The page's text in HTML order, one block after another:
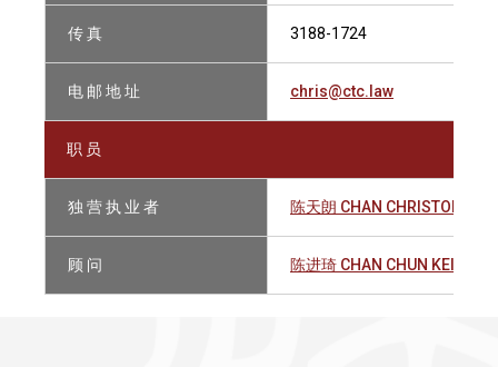
传 真 3188-1724
电 邮 地 址 chris@ctc.law
职 员
独 营 执 业 者 陈天朗 CHAN CHRISTOPHER
顾 问 陈进琦 CHAN CHUN KEI,